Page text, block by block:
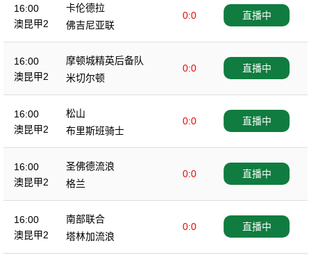
16:00
澳昆甲2
卡伦德拉
0:0
佛吉尼亚联
直播中
16:00
澳昆甲2
摩顿城精英后备队
0:0
米切尔顿
直播中
16:00
澳昆甲2
松山
0:0
布里斯班骑士
直播中
16:00
澳昆甲2
圣佛德流浪
0:0
格兰
直播中
16:00
澳昆甲2
南部联合
0:0
塔林加流浪
直播中